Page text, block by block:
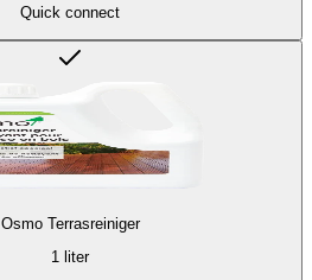
Quick connect
Osmo Terrasreiniger
1 liter